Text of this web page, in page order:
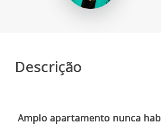
Descrição
Amplo apartamento nunca